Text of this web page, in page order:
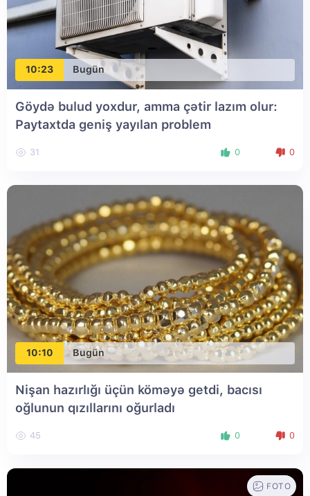
10:23 Bugün
Göydə bulud yoxdur, amma çətir lazım olur:
Paytaxtda geniş yayılan problem
31 0 0
10:10 Bugün
Nişan hazırlığı üçün köməyə getdi, bacısı
oğlunun qızıllarını oğurladı
45 0 0
FOTO